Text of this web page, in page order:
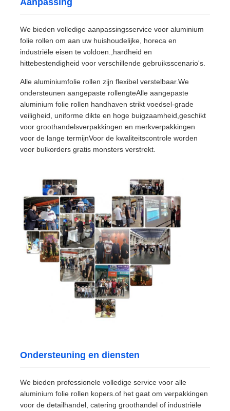
We bieden volledige aanpassingsservice voor aluminium
folie rollen om aan uw huishoudelijke, horeca en
industriële eisen te voldoen.,hardheid en
hittebestendigheid voor verschillende gebruiksscenario's.
Alle aluminiumfolie rollen zijn flexibel verstelbaar.We
ondersteunen aangepaste rollengteAlle aangepaste
aluminium folie rollen handhaven strikt voedsel-grade
veiligheid, uniforme dikte en hoge buigzaamheid,geschikt
voor groothandelsverpakkingen en merkverpakkingen
voor de lange termijnVoor de kwaliteitscontrole worden
voor bulkorders gratis monsters verstrekt.
Ondersteuning en diensten
We bieden professionele volledige service voor alle
aluminium folie rollen kopers.of het gaat om verpakkingen
voor de detailhandel, catering groothandel of industriële